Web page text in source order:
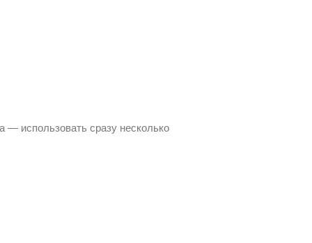
— использовать сразу несколько